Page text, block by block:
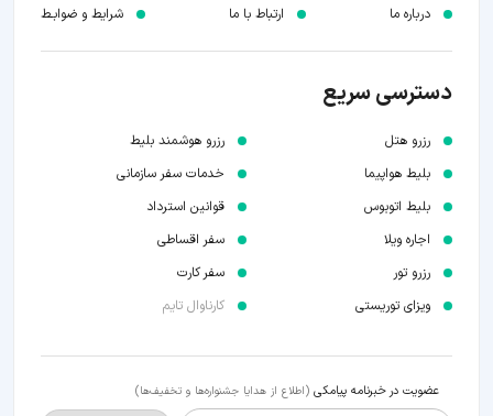
درباره ما ارتباط با ما شرایط و ضوابـط
دسترسی سریع
رزرو هتل
بلیط هواپیما
بلیط اتوبوس
اجاره ویلا
رزرو تور
ویزای توریستی
رزرو هوشمند بلیط
خدمات سفر سازمانی
قوانین استرداد
سفر اقساطی
سفر کارت
کارناوال تایم
عضویت در خبرنامه پیامکی (اطلاع از هدایا جشنواره‌ها و تخفیف‌ها)